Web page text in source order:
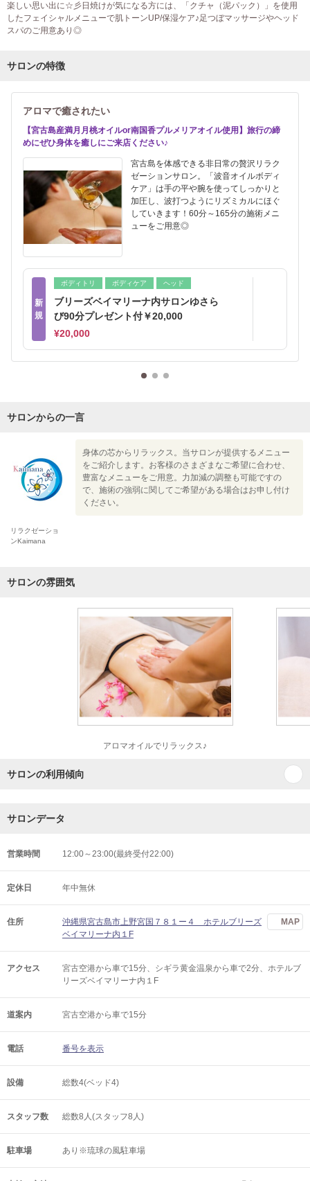
楽しい思い出に☆彡日焼けが気になる方には、「クチャ（泥パック）」を使用
したフェイシャルメニューで肌トーンUP/保湿ケア♪足つぼマッサージやヘッド
スパのご用意あり◎
サロンの特徴
アロマで癒されたい
【宮古島産満月月桃オイルor南国香プルメリアオイル使用】旅行の締
めにぜひ身体を癒しにご来店ください♪
宮古島を体感できる非日常の贅沢リラク
ゼーションサロン。「波音オイルボディ
ケア」は手の平や腕を使ってしっかりと
加圧し、波打つようにリズミカルにほぐ
していきます！60分～165分の施術メニ
ューをご用意◎
新
規
ボディトリ ボディケア ヘッド
ブリーズベイマリーナ内サロンゆさら
び90分プレゼント付￥20,000
¥20,000
サロンからの一言
リラクゼーショ
ンKaimana
身体の芯からリラックス。当サロンが提供するメニュー
をご紹介します。お客様のさまざまなご希望に合わせ、
豊富なメニューをご用意。力加減の調整も可能ですの
で、施術の強弱に関してご希望がある場合はお申し付け
ください。
サロンの雰囲気
アロマオイルでリラックス♪
サロンの利用傾向
サロンデータ
営業時間 12:00～23:00(最終受付22:00)
定休日 年中無休
住所
沖縄県宮古島市上野宮国７８１ー４ ホテルブリーズ
ベイマリーナ内１F
MAP
アクセス
宮古空港から車で15分、シギラ黄金温泉から車で2分、ホテルブ
リーズベイマリーナ内１F
道案内 宮古空港から車で15分
電話 番号を表示
設備 総数4(ベッド4)
スタッフ数 総数8人(スタッフ8人)
駐車場 あり※琉球の風駐車場